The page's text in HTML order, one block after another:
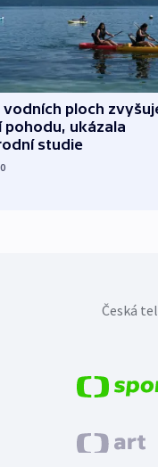
vodních ploch
pohodu, ukázala
studie
Česká